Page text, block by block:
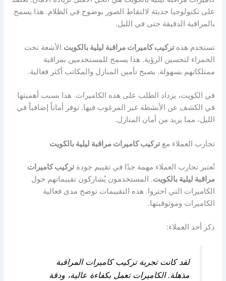
على تكنولوجيا حديثة لالتقاط الصور بوضوح في الظلام. هذا يسمح
بالمراقبة الدقيقة حتى في الليل.
تستخدم هذهتركيب كاميرات مراقبة ليلية بالكويت الأشعة تحت
الحمراء لتحسين الرؤية. هذا يسمح للمستخدمين بمراقبة
ممتلكاتهم بسهولة. يصبح تأمين المنازل والمكاتب أكثر فعالية.
في الكويت، يزداد الطلب على هذه الكاميرات. هذا بسبب أهميتها
في الكشف عن الأنشطة غير المرغوب فيها. توفر أماناً إضافياً في
الليل، مما يزيد من أمان المنازل.
تجارب العملاء معتركيب كاميرات مراقبة ليلية بالكويت
تُعتبر تجارب العملاء مهمة جدًا في تقييم جودةتركيب كاميرات
مراقبة ليلية بالكويت. المستخدمون يُشاركون تقييماتهم حول
الكاميرات التي اختروا. هذه التقييمات توضح مدى فعالية
الكاميرات وموثوقيتها.
ذكر أحد العملاء:
لقد كانت تجربة تركيب كاميرات المراقبة
مذهلة. الكاميرات تعمل بكفاءة عالية، ودقة